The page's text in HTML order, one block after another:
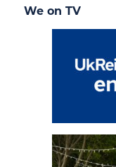
We on TV